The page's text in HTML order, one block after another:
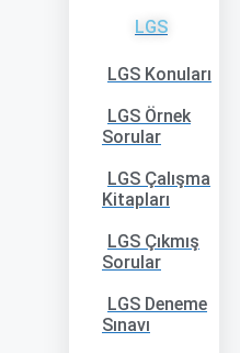
LGS
LGS Konuları
LGS Örnek
Sorular
LGS Çalışma
Kitapları
LGS Çıkmış
Sorular
LGS Deneme
Sınavı